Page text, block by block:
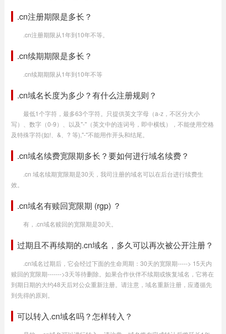
.cn注册期限是多长？
.cn注册期限从1年到10年不等。
.cn续期期限是多长？
.cn续期期限从1年到10年不等
.cn域名长度为多少？有什么注册规则？
最低1个字符，最多63个字符。只提供英文字母（a-z，不区分大小
写）、数字（0-9）、以及"-"（英文中的连词号，即中横线），不能使用空格
及特殊字符(如!、&、? 等),"-"不能用作开头和结尾。
.cn域名续费宽限期多长？要如何进行域名续费？
.cn 域名续期宽限期是30天，我司注册的域名可以在后台进行续费生
效。
.cn域名有赎回宽限期 (rgp) ？
有，.cn域名赎回的宽限期是30天。
过期且不再续期的.cn域名，多久可以再次被公开注册？
.cn域名过期后，它会经过下面的生命周期：30天的宽限期-----> 15天内
赎回的宽限期------->3天等待删除。如果合作伙伴不续期或恢复域名，它将在
到期日期的大约48天后对公众重新注册。请注意，域名重新注册，应遵循先
到先得的原则。
可以转入.cn域名吗？怎样转入？